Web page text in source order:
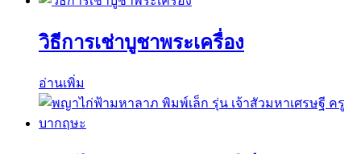
วิธีการเช่าบูชาพระเครื่อง
อ่านเพิ่ม